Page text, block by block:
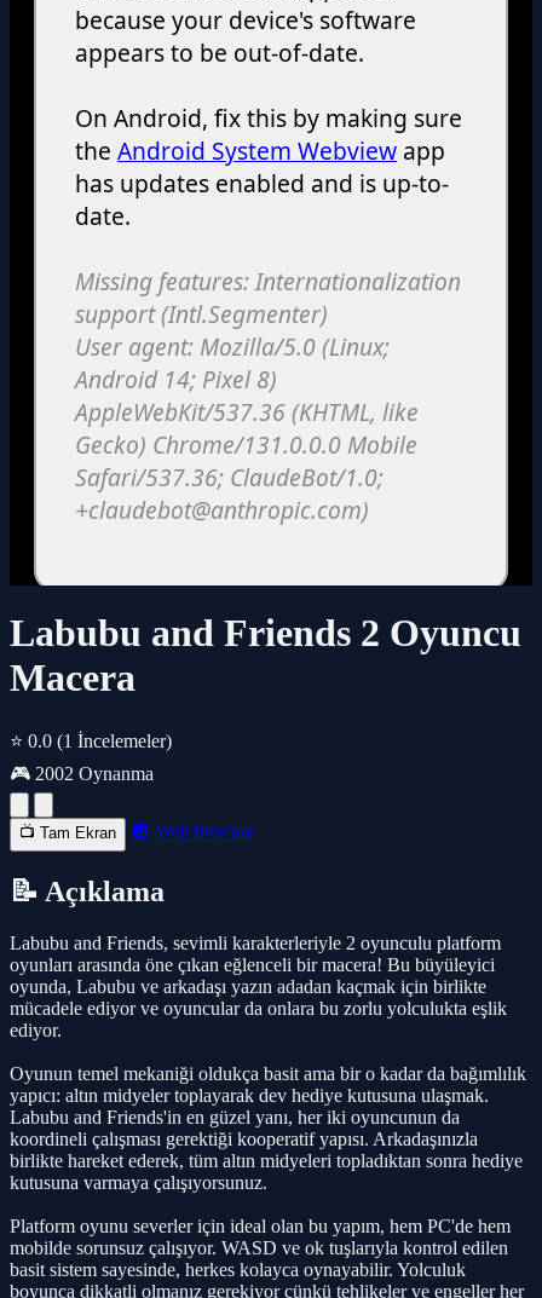
Labubu and Friends 2 Oyuncu
Macera
⭐ 0.0 (1 İncelemeler)
🎮 2002 Oynanma
📺 Tam Ekran 🔲 Yeni Pencere
📝 Açıklama
Labubu and Friends, sevimli karakterleriyle 2 oyunculu platform
oyunları arasında öne çıkan eğlenceli bir macera! Bu büyüleyici
oyunda, Labubu ve arkadaşı yazın adadan kaçmak için birlikte
mücadele ediyor ve oyuncular da onlara bu zorlu yolculukta eşlik
ediyor.
Oyunun temel mekaniği oldukça basit ama bir o kadar da bağımlılık
yapıcı: altın midyeler toplayarak dev hediye kutusuna ulaşmak.
Labubu and Friends'in en güzel yanı, her iki oyuncunun da
koordineli çalışması gerektiği kooperatif yapısı. Arkadaşınızla
birlikte hareket ederek, tüm altın midyeleri topladıktan sonra hediye
kutusuna varmaya çalışıyorsunuz.
Platform oyunu severler için ideal olan bu yapım, hem PC'de hem
mobilde sorunsuz çalışıyor. WASD ve ok tuşlarıyla kontrol edilen
basit sistem sayesinde, herkes kolayca oynayabilir. Yolculuk
boyunca dikkatli olmanız gerekiyor çünkü tehlikeler ve engeller her